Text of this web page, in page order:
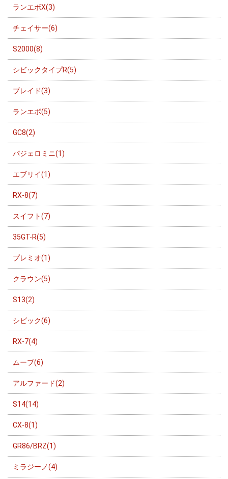
ランエボX(3)
チェイサー(6)
S2000(8)
シビックタイプR(5)
ブレイド(3)
ランエボ(5)
GC8(2)
パジェロミニ(1)
エブリイ(1)
RX-8(7)
スイフト(7)
35GT-R(5)
プレミオ(1)
クラウン(5)
S13(2)
シビック(6)
RX-7(4)
ムーブ(6)
アルファード(2)
S14(14)
CX-8(1)
GR86/BRZ(1)
ミラジーノ(4)